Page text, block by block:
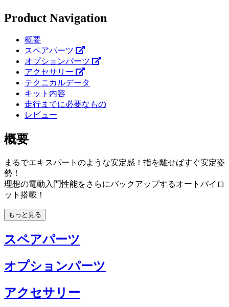
Product Navigation
概要
スペアパーツ
オプションパーツ
アクセサリー
テクニカルデータ
キット内容
走行までに必要なもの
レビュー
概要
まるでエキスパートのような安定感！指を離せばすぐ安定姿
勢！
理想の電動入門性能をさらにバックアップするオートパイロ
ット搭載！
もっと見る
スペアパーツ
オプションパーツ
アクセサリー